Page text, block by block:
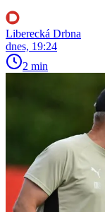
Liberecká Drbna
dnes, 19:24
2 min